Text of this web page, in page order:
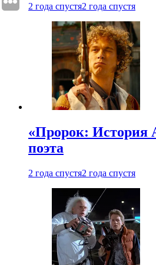
2 года спустя2 года спустя
«Пророк: История
поэта
2 года спустя2 года спустя